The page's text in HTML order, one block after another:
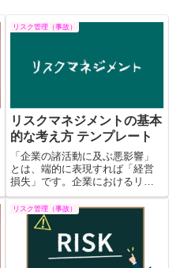
リスク管理（事故）
リスクマネジメントの基本
的な考え方 テンプレート
「企業の諸活動に及ぶ悪影響」
とは、端的に表現すれば「経営
損失」です。企業におけるリス
クマネジメントの究極的な目標
は「倒産防止」であり、まさに
経営管理の重要部分です。ここ
ではその基本的な考え方につい
て触れています。これはその無
料テンプレートです。
リスク管理（事故）